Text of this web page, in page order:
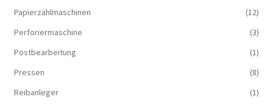
Papierzählmaschinen
(12)
Perforiermaschine
(3)
Postbearbeitung
(1)
Pressen
(8)
Reibanleger
(1)